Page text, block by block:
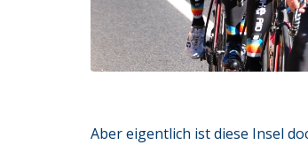
Aber eigentlich ist diese Insel